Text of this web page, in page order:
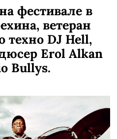
фестивале в
ветеран
техно DJ Hell,
Erol Alkan
Bullys.